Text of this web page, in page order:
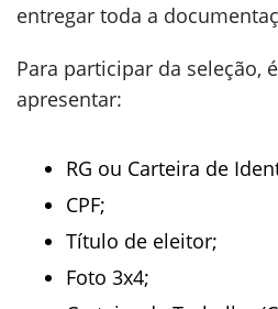
entregar toda a
Para participar da seleção,
apresentar:
RG ou Carteira de
CPF;
Título de eleitor;
Foto 3x4;